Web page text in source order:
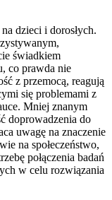
dzieci i dorosłych.
świadkiem
co prawda nie
z przemocą, reagują
się problemami z
Mniej znanym
doprowadzenia do
uwagę na znaczenie
na społeczeństwo,
połączenia badań
w celu rozwiązania